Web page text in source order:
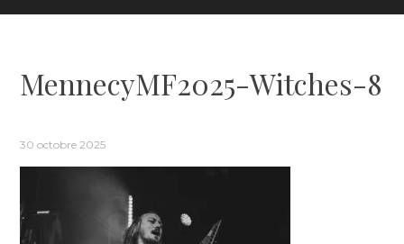
MennecyMF2025-Witches-8
30 octobre 2025